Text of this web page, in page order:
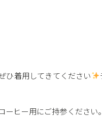
着用してきてください
ヒー用にご持参ください。